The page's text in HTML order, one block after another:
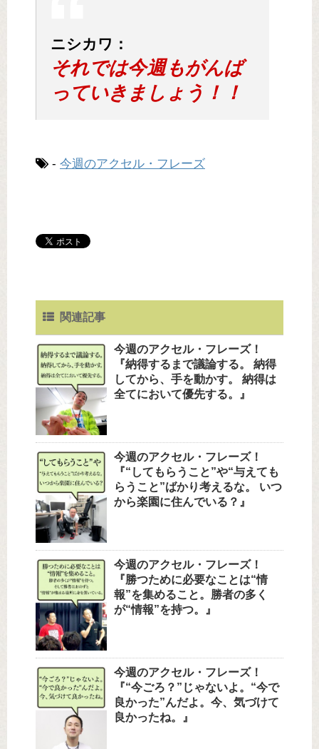
ニシカワ：
それでは今週もがんば
っていきましょう！！
- 今週のアクセル・フレーズ
関連記事
今週のアクセル・フレーズ！
『納得するまで議論する。 納得
してから、手を動かす。 納得は
全てにおいて優先する。』
今週のアクセル・フレーズ！
『“してもらうこと”や“与えても
らうこと”ばかり考えるな。 いつ
から楽園に住んでいる？』
今週のアクセル・フレーズ！
『勝つために必要なことは“情
報”を集めること。勝者の多く
が“情報”を持つ。』
今週のアクセル・フレーズ！
『“今ごろ？”じゃないよ。“今で
良かった”んだよ。今、気づけて
良かったね。』